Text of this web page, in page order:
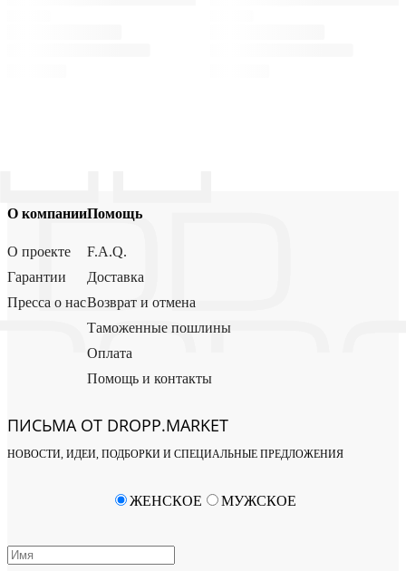
О компании
О проекте
Гарантии
Пресса о нас
Помощь
F.A.Q.
Доставка
Возврат и отмена
Таможенные пошлины
Оплата
Помощь и контакты
ПИСЬМА ОТ DROPP.MARKET
НОВОСТИ, ИДЕИ, ПОДБОРКИ И СПЕЦИАЛЬНЫЕ ПРЕДЛОЖЕНИЯ
ЖЕНСКОЕ МУЖСКОЕ